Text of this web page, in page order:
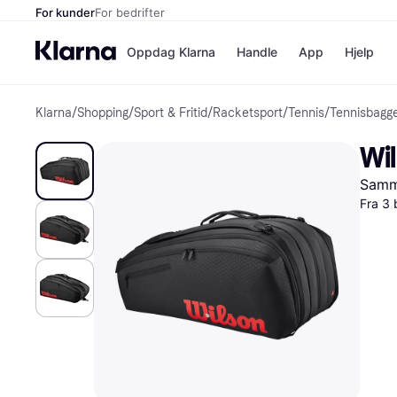
For kunderFor bedrifter
Oppdag Klarna
Betal nå
Betal i 3
Betal innen
Finansiering
Handle
Butikker
App Hjelp
Klarna/Shopping/Sport & Fritid/Racketsport/Tennis/
Fra 3